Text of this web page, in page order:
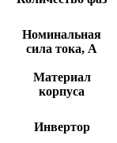
Номинальная
сила тока, А
Материал
корпуса
Инвертор